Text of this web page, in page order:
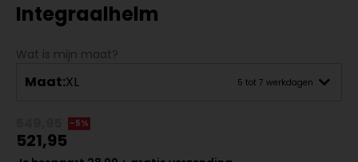
Integraalhelm
Wat is mijn maat?
Maat:XL 5 tot 7 werkdagen
-5%
521,95